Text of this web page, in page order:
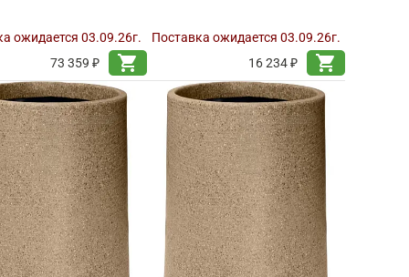
ожидается 03.09.26г.
73 359 ₽
shopping_cart
Поставка ожидается 03.09.26г.
16 234 ₽
shopping_cart